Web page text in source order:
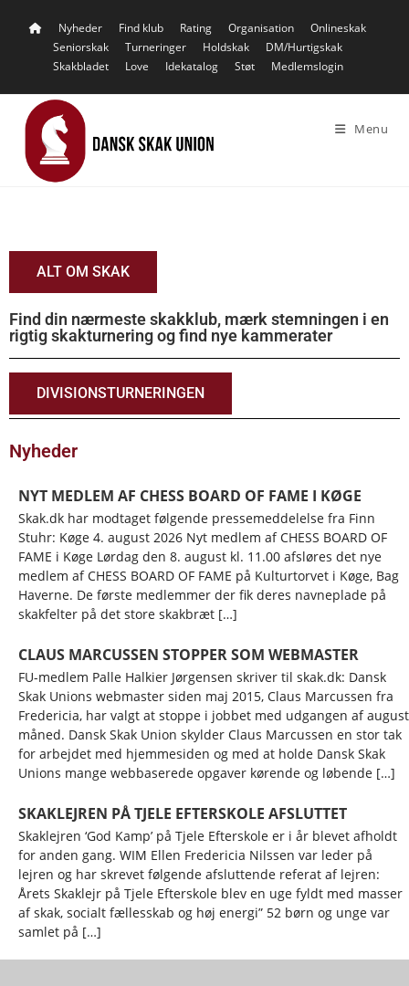
Nyheder Find klub Rating Organisation
Onlineskak
Seniorskak
Turneringer Holdskak
DM/Hurtigskak
Skakbladet
Love Idekatalog Støt Medlemslogin
Menu
ALT OM SKAK
Find din nærmeste skakklub, mærk stemningen i en
rigtig skakturnering og find nye kammerater
DIVISIONSTURNERINGEN
Nyheder
NYT MEDLEM AF CHESS BOARD OF FAME I KØGE
Skak.dk har modtaget følgende pressemeddelelse fra Finn
Stuhr: Køge 4. august 2026 Nyt medlem af CHESS BOARD OF
FAME i Køge Lørdag den 8. august kl. 11.00 afsløres det nye
medlem af CHESS BOARD OF FAME på Kulturtorvet i Køge, Bag
Haverne. De første medlemmer der fik deres navneplade på
skakfelter på det store skakbræt […]
CLAUS MARCUSSEN STOPPER SOM WEBMASTER
FU-medlem Palle Halkier Jørgensen skriver til skak.dk: Dansk
Skak Unions webmaster siden maj 2015, Claus Marcussen fra
Fredericia, har valgt at stoppe i jobbet med udgangen af august
måned. Dansk Skak Union skylder Claus Marcussen en stor tak
for arbejdet med hjemmesiden og med at holde Dansk Skak
Unions mange webbaserede opgaver kørende og løbende […]
SKAKLEJREN PÅ TJELE EFTERSKOLE AFSLUTTET
Skaklejren ‘God Kamp’ på Tjele Efterskole er i år blevet afholdt
for anden gang. WIM Ellen Fredericia Nilssen var leder på
lejren og har skrevet følgende afsluttende referat af lejren:
Årets Skaklejr på Tjele Efterskole blev en uge fyldt med masser
af skak, socialt fællesskab og høj energi” 52 børn og unge var
samlet på […]